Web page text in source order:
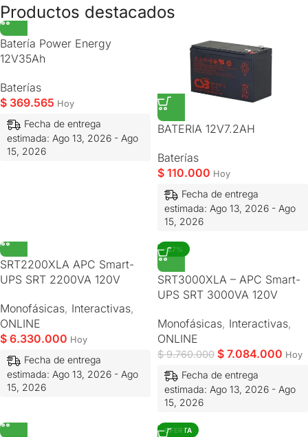
Productos destacados
Batería Power Energy
12V35Ah
Baterías
$ 369.565 Hoy
Fecha de entrega
estimada: Ago 13, 2026 - Ago
15, 2026
BATERIA 12V7.2AH
Baterías
$ 110.000 Hoy
Fecha de entrega
estimada: Ago 13, 2026 - Ago
15, 2026
SRT2200XLA APC Smart-
UPS SRT 2200VA 120V
Monofásicas, Interactivas,
ONLINE
$ 6.330.000 Hoy
Fecha de entrega
estimada: Ago 13, 2026 - Ago
15, 2026
-27%
SRT3000XLA – APC Smart-
UPS SRT 3000VA 120V
Monofásicas, Interactivas,
ONLINE
$9.760.000 $ 7.084.000 Hoy
Fecha de entrega
estimada: Ago 13, 2026 - Ago
15, 2026
OFERTA